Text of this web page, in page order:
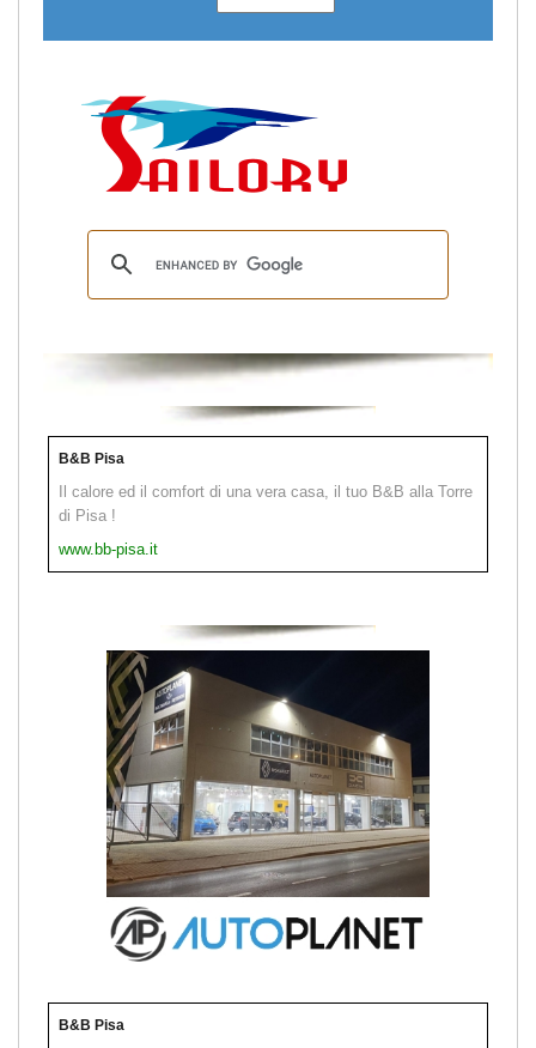
B&B Pisa
Il calore ed il comfort di una vera casa, il tuo B&B alla Torre
di Pisa !
www.bb-pisa.it
B&B Pisa